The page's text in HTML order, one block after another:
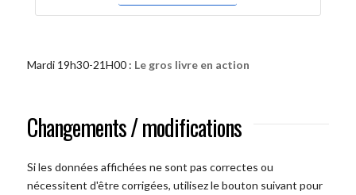
Mardi 19h30-21H00 : Le gros livre en action
Changements / modifications
Si les données affichées ne sont pas correctes ou
nécessitent d'être corrigées, utilisez le bouton suivant pour